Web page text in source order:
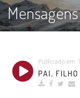
Mensagens
Publicado em:
PAI, FILHO